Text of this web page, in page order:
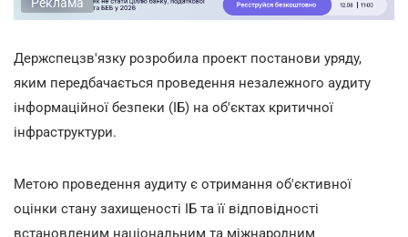
Держспецзв'язку розробила проект постанови уряду,
яким передбачається проведення незалежного аудиту
інформаційної безпеки (ІБ) на об'єктах критичної
інфраструктури.
Метою проведення аудиту є отримання об'єктивної
оцінки стану захищеності ІБ та її відповідності
встановленим національним та міжнародним